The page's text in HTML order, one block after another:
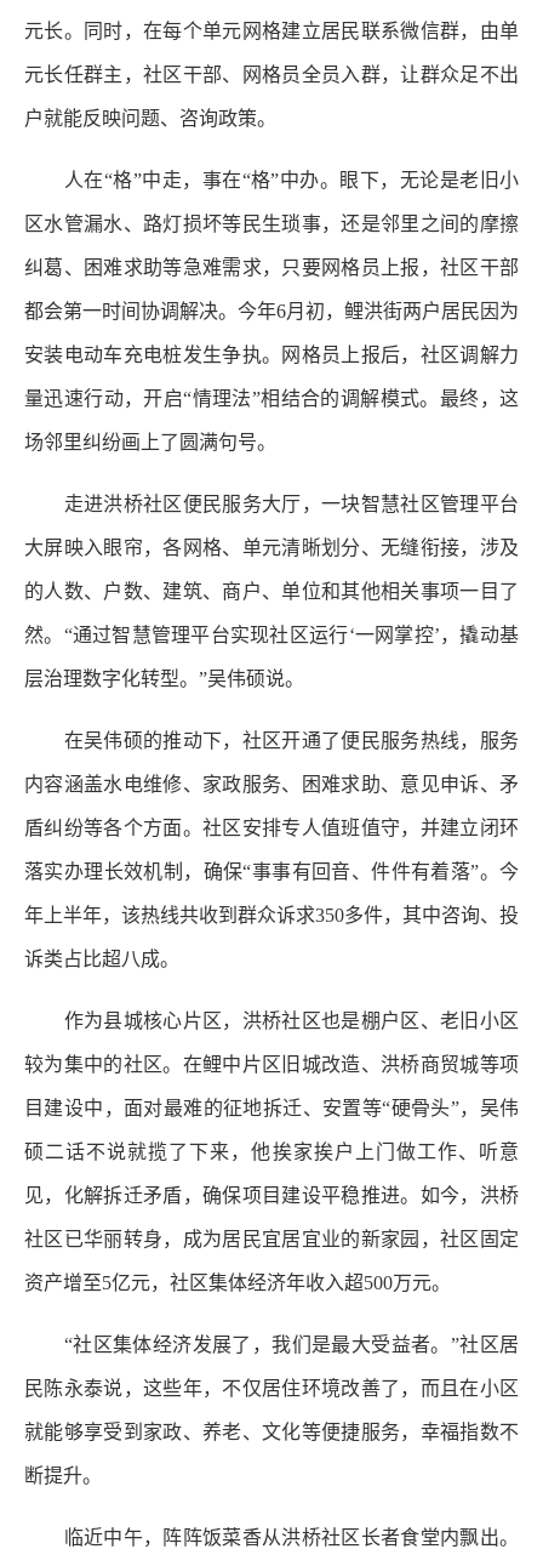
元长。同时，在每个单元网格建立居民联系微信群，由单
元长任群主，社区干部、网格员全员入群，让群众足不出
户就能反映问题、咨询政策。
人在“格”中走，事在“格”中办。眼下，无论是老旧小
区水管漏水、路灯损坏等民生琐事，还是邻里之间的摩擦
纠葛、困难求助等急难需求，只要网格员上报，社区干部
都会第一时间协调解决。今年6月初，鲤洪街两户居民因为
安装电动车充电桩发生争执。网格员上报后，社区调解力
量迅速行动，开启“情理法”相结合的调解模式。最终，这
场邻里纠纷画上了圆满句号。
走进洪桥社区便民服务大厅，一块智慧社区管理平台
大屏映入眼帘，各网格、单元清晰划分、无缝衔接，涉及
的人数、户数、建筑、商户、单位和其他相关事项一目了
然。“通过智慧管理平台实现社区运行‘一网掌控’，撬动基
层治理数字化转型。”吴伟硕说。
在吴伟硕的推动下，社区开通了便民服务热线，服务
内容涵盖水电维修、家政服务、困难求助、意见申诉、矛
盾纠纷等各个方面。社区安排专人值班值守，并建立闭环
落实办理长效机制，确保“事事有回音、件件有着落”。今
年上半年，该热线共收到群众诉求350多件，其中咨询、投
诉类占比超八成。
作为县城核心片区，洪桥社区也是棚户区、老旧小区
较为集中的社区。在鲤中片区旧城改造、洪桥商贸城等项
目建设中，面对最难的征地拆迁、安置等“硬骨头”，吴伟
硕二话不说就揽了下来，他挨家挨户上门做工作、听意
见，化解拆迁矛盾，确保项目建设平稳推进。如今，洪桥
社区已华丽转身，成为居民宜居宜业的新家园，社区固定
资产增至5亿元，社区集体经济年收入超500万元。
“社区集体经济发展了，我们是最大受益者。”社区居
民陈永泰说，这些年，不仅居住环境改善了，而且在小区
就能够享受到家政、养老、文化等便捷服务，幸福指数不
断提升。
临近中午，阵阵饭菜香从洪桥社区长者食堂内飘出。